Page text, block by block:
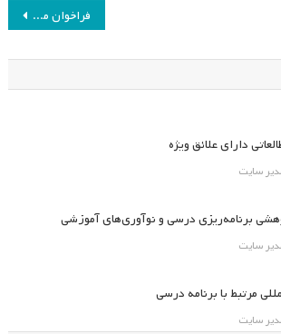
فراخوان مقاله دوفصلنامه علمی- پژوهشی برنامه درسی: نظریه و عمل
دارای علائق ویژه
سایت
برنامه‌ریزی درسی و نوآوری‌های آموزشی
سایت
مرتبط با برنامه درسی
سایت